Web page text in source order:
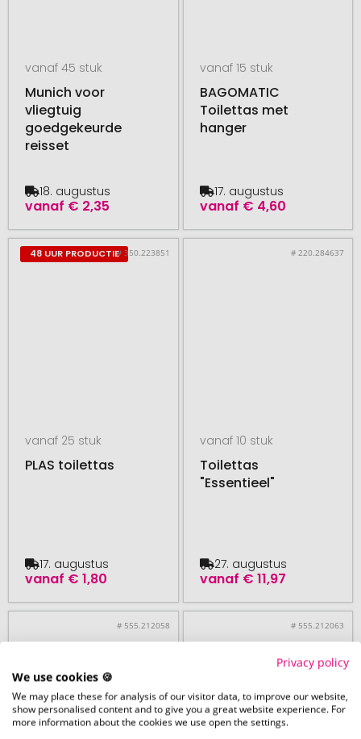
vanaf 45 stuk
Munich voor
vliegtuig
goedgekeurde
reisset
vanaf € 2,35
18. augustus
vanaf 15 stuk
BAGOMATIC
Toilettas met
hanger
vanaf € 4,60
17. augustus
48 UUR PRODUCTIE# 350.223851
vanaf 25 stuk
PLAS toilettas
vanaf € 1,80
17. augustus
# 220.284637
vanaf 10 stuk
Toilettas
"Essentieel"
vanaf € 11,97
27. augustus
# 555.212058 # 555.212063
Privacy policy
We use cookies 🍪
We may place these for analysis of our visitor data, to improve our website,
show personalised content and to give you a great website experience. For
more information about the cookies we use open the settings.